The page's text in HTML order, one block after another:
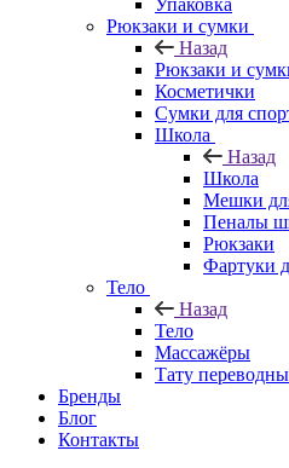
Упаковка
Рюкзаки и сумки
Назад
Рюкзаки и
Косметички
Сумки для
Школа
Назад
Школа
Мешки
Пеналы
Рюкзаки
Фартуки
Тело
Назад
Тело
Массажёры
Тату
Бренды
Блог
Контакты